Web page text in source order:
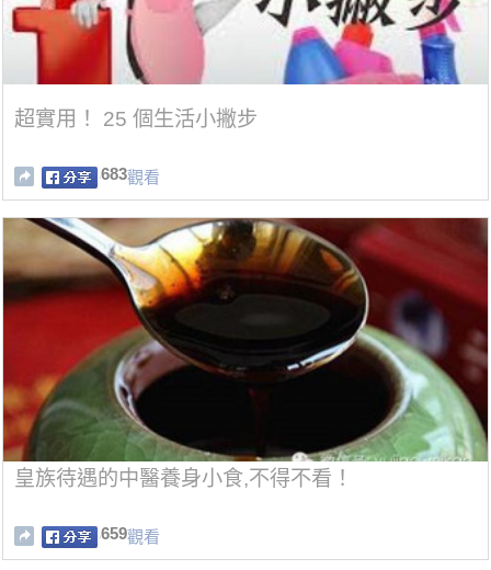
超實用！ 25 個生活小撇步
683觀看
皇族待遇的中醫養身小食,不得不看！
659觀看